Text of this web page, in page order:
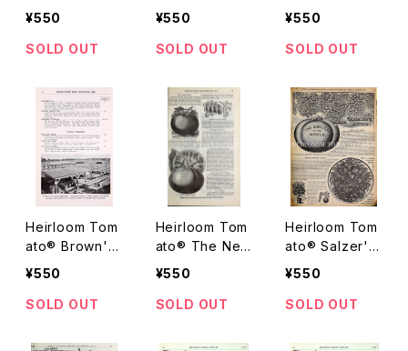
al エアルーム・
バ・オーバル
¥550
SOLD OUT
n's Buck Bran
ーム・トマト・ブ
ク・ブランド
¥550
SOLD OUT
n's Beefstear
ーム・トマト・ブ
フステーキ
¥550
SOLD OUT
Heirloom Tom
ato® Brown's
Special エアル
ラウンズ・スペシ
¥550
SOLD OUT
Heirloom Tom
ato® The New
Cardinal エアル
ニュー・カーディ
¥550
SOLD OUT
Heirloom Tom
ato® Salzer's
La Crosse Se
ーム・トマト・サ
ロッセ・シードリ
¥550
SOLD OUT